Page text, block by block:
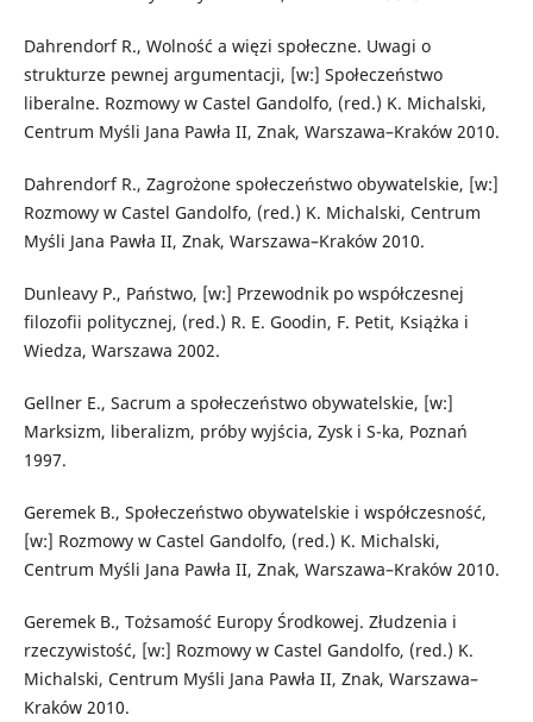
Dahrendorf R., Wolność a więzi społeczne. Uwagi o
strukturze pewnej argumentacji, [w:] Społeczeństwo
liberalne. Rozmowy w Castel Gandolfo, (red.) K. Michalski,
Centrum Myśli Jana Pawła II, Znak, Warszawa–Kraków 2010.
Dahrendorf R., Zagrożone społeczeństwo obywatelskie, [w:]
Rozmowy w Castel Gandolfo, (red.) K. Michalski, Centrum
Myśli Jana Pawła II, Znak, Warszawa–Kraków 2010.
Dunleavy P., Państwo, [w:] Przewodnik po współczesnej
filozofii politycznej, (red.) R. E. Goodin, F. Petit, Książka i
Wiedza, Warszawa 2002.
Gellner E., Sacrum a społeczeństwo obywatelskie, [w:]
Marksizm, liberalizm, próby wyjścia, Zysk i S-ka, Poznań
1997.
Geremek B., Społeczeństwo obywatelskie i współczesność,
[w:] Rozmowy w Castel Gandolfo, (red.) K. Michalski,
Centrum Myśli Jana Pawła II, Znak, Warszawa–Kraków 2010.
Geremek B., Tożsamość Europy Środkowej. Złudzenia i
rzeczywistość, [w:] Rozmowy w Castel Gandolfo, (red.) K.
Michalski, Centrum Myśli Jana Pawła II, Znak, Warszawa–
Kraków 2010.